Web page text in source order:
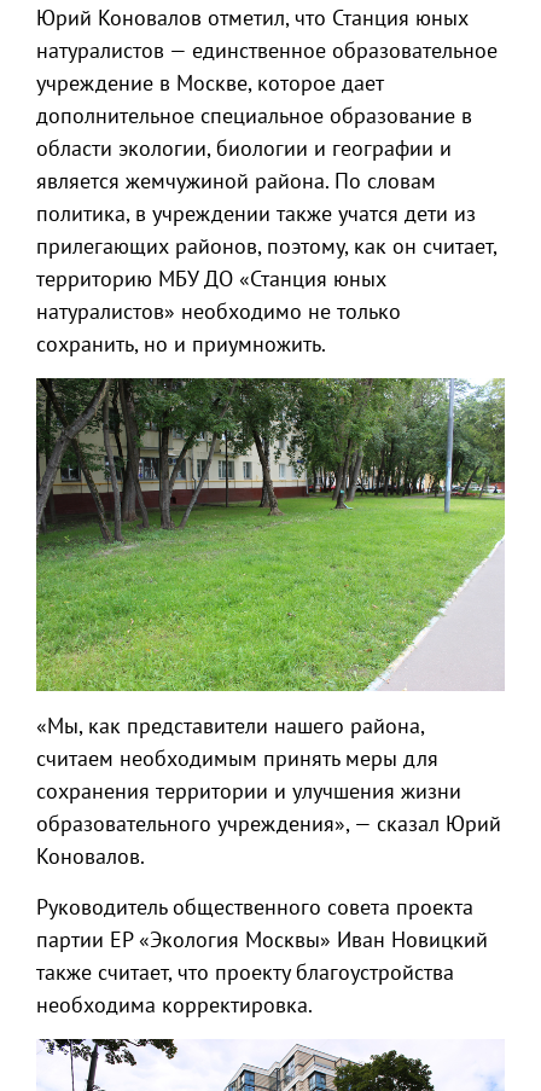
Юрий Коновалов отметил, что Станция юных
натуралистов — единственное образовательное
учреждение в Москве, которое дает
дополнительное специальное образование в
области экологии, биологии и географии и
является жемчужиной района. По словам
политика, в учреждении также учатся дети из
прилегающих районов, поэтому, как он считает,
территорию МБУ ДО «Станция юных
натуралистов» необходимо не только
сохранить, но и приумножить.
«Мы, как представители нашего района,
считаем необходимым принять меры для
сохранения территории и улучшения жизни
образовательного учреждения», — сказал Юрий
Коновалов.
Руководитель общественного совета проекта
партии ЕР «Экология Москвы» Иван Новицкий
также считает, что проекту благоустройства
необходима корректировка.